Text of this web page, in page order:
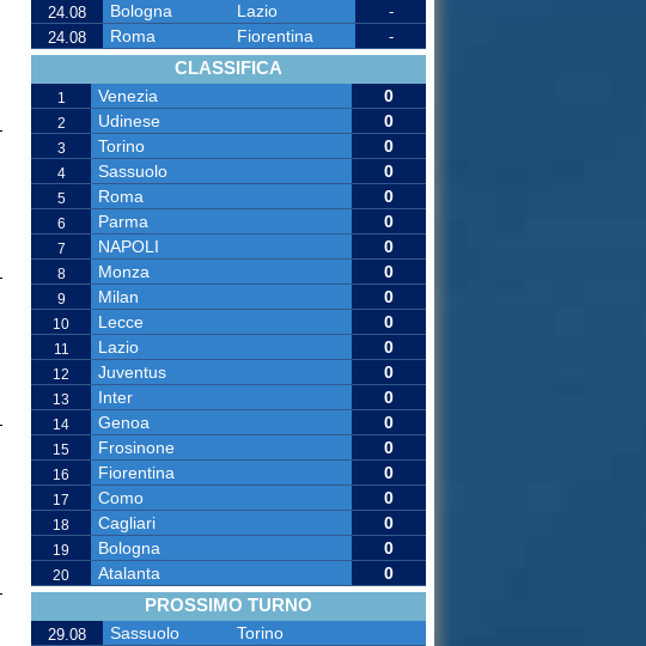
24.08
Bologna Lazio
-
24.08
Roma Fiorentina -
CLASSIFICA
1 Venezia 0
2 Udinese 0
3 Torino 0
4 Sassuolo 0
5 Roma 0
6 Parma 0
7 NAPOLI 0
8 Monza 0
9 Milan 0
10 Lecce 0
11 Lazio 0
12 Juventus 0
13 Inter 0
14 Genoa 0
15 Frosinone 0
16 Fiorentina 0
17 Como 0
18 Cagliari 0
19 Bologna 0
20 Atalanta 0
PROSSIMO TURNO
29.08 Sassuolo Torino